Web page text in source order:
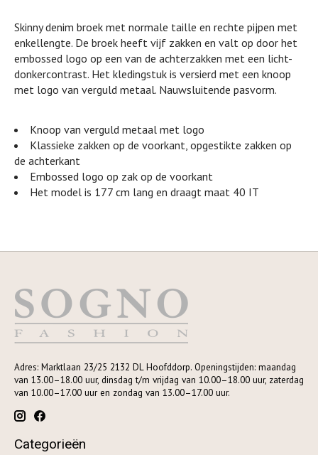
Skinny denim broek met normale taille en rechte pijpen met
enkellengte. De broek heeft vijf zakken en valt op door het
embossed logo op een van de achterzakken met een licht-
donkercontrast. Het kledingstuk is versierd met een knoop
met logo van verguld metaal. Nauwsluitende pasvorm.
Knoop van verguld metaal met logo
Klassieke zakken op de voorkant, opgestikte zakken op
de achterkant
Embossed logo op zak op de voorkant
Het model is 177 cm lang en draagt maat 40 IT
Adres: Marktlaan 23/25 2132 DL Hoofddorp. Openingstijden: maandag
van 13.00–18.00 uur, dinsdag t/m vrijdag van 10.00–18.00 uur, zaterdag
van 10.00–17.00 uur en zondag van 13.00–17.00 uur.
Categorieën